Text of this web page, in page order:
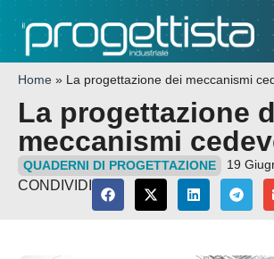
Home » La progettazione dei meccanismi
La progettazione
meccanismi
QUADERNI DI PROGETTAZIONE 19
CONDIVIDI